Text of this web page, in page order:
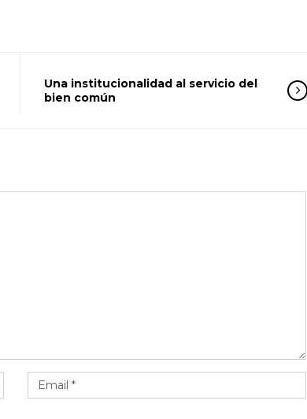
Una institucionalidad al servicio del
bien común